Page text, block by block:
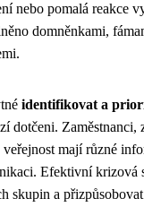
nebo pomalá reakce
domněnkami,
identifikovat a
dotčeni. Zaměstnanci,
mají různé
Efektivní krizová
skupin a